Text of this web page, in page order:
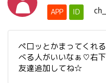
APP ID
ペ口ッとかまってくれ
べる人がいいなぁ♡右
友達追加してね☆